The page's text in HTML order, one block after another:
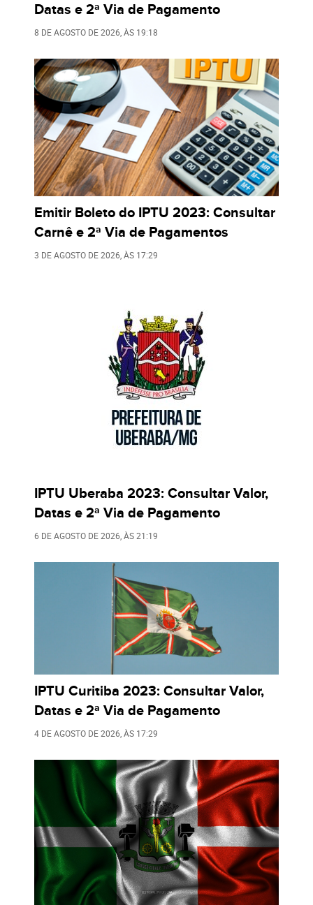
Datas e 2ª Via de Pagamento
8 DE AGOSTO DE 2026 , ÀS 19:18
Emitir Boleto do IPTU 2023: Consultar
Carnê e 2ª Via de Pagamentos
3 DE AGOSTO DE 2026 , ÀS 17:29
IPTU Uberaba 2023: Consultar Valor,
Datas e 2ª Via de Pagamento
6 DE AGOSTO DE 2026 , ÀS21:19
IPTU Curitiba 2023: Consultar Valor,
Datas e 2ª Via de Pagamento
4 DE AGOSTO DE 2026 , ÀS 17:29